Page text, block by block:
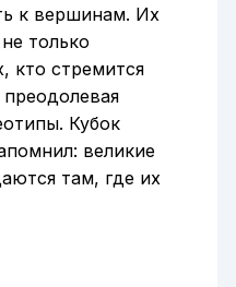
к вершинам. Их
только
кто стремится
Кубок
великие
там, где их